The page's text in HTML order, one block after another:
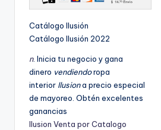
Catálogo Ilusión
Catálogo Ilusión 2022
n. Inicia tu negocio y gana
dinero vendiendoropa
interior Ilusiona precio especial
de mayoreo. Obtén excelentes
ganancias
Ilusion Venta por Catalogo